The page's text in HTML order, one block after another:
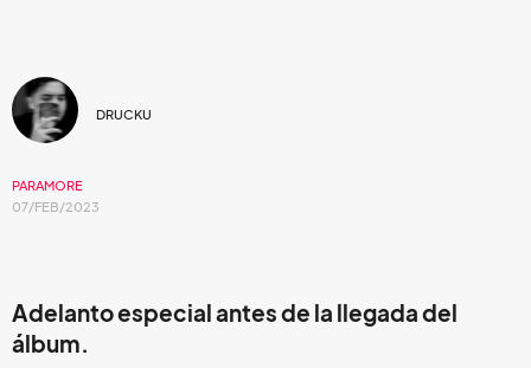
DRUCKU
PARAMORE
07/FEB/2023
Adelanto especial antes de la llegada del
álbum.